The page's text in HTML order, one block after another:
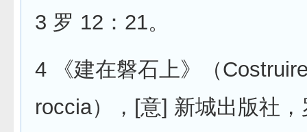
3 罗 12：21。
4 《建在磐石上》（
roccia），[意] 新城出版社